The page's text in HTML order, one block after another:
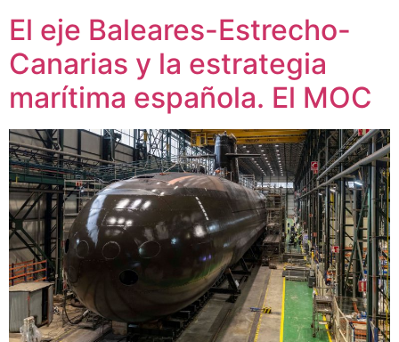
El eje Baleares-Estrecho-
Canarias y la estrategia
marítima española. El MOC